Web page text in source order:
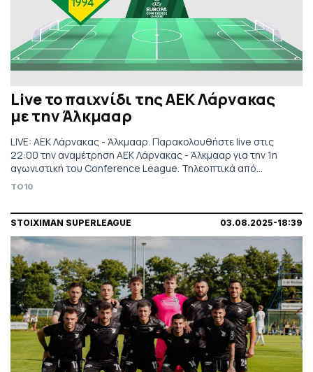
Live το παιχνίδι της ΑΕΚ Λάρνακας
με την Άλκμααρ
LIVE: ΑΕΚ Λάρνακας - Άλκμααρ. Παρακολουθήστε live στις
22:00 την αναμέτρηση ΑΕΚ Λάρνακας - Άλκμααρ για την 1η
αγωνιστική του Conference League. Τηλεοπτικά από
COSMOTE SPORT 9.
TO10
STOIXIMAN SUPERLEAGUE 03.08.2025-18:39